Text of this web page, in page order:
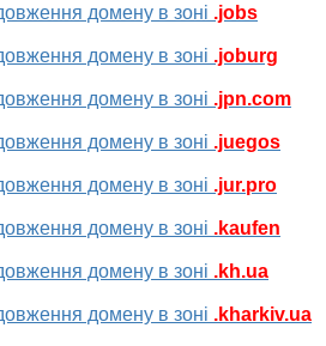
домену в зоні .jobs
домену в зоні .joburg
домену в зоні .jpn.com
домену в зоні .juegos
домену в зоні .jur.pro
домену в зоні .kaufen
домену в зоні .kh.ua
домену в зоні .kharkiv.ua